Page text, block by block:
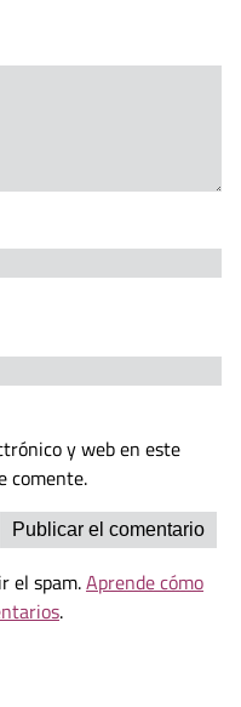
y web en este
comente.
el spam.Aprende cómo
.